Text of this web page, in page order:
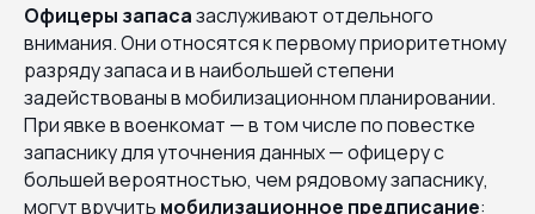
Офицеры запасазаслуживают отдельного
внимания. Они относятся к первому приоритетному
разряду запаса и в наибольшей степени
задействованы в мобилизационном планировании.
При явке в военкомат — в том числе по повестке
запаснику для уточнения данных — офицеру с
большей вероятностью, чем рядовому запаснику,
могут вручить мобилизационное предписание: